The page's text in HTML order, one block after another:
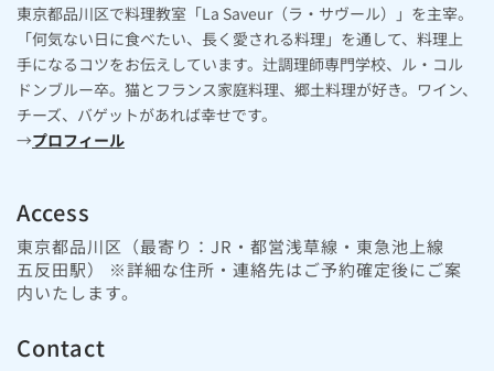
東京都品川区で料理教室「La Saveur（ラ・サヴール）」を主宰。
「何気ない日に食べたい、長く愛される料理」を通して、料理上
手になるコツをお伝えしています。辻調理師専門学校、ル・コル
ドンブルー卒。猫とフランス家庭料理、郷土料理が好き。ワイン、
チーズ、バゲットがあれば幸せです。
→プロフィール
Access
東京都品川区（最寄り：JR・都営浅草線・東急池上線
五反田駅） ※詳細な住所・連絡先はご予約確定後にご案
内いたします。
Contact